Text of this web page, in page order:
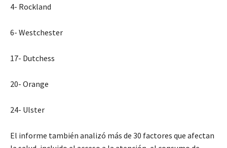
4- Rockland
6- Westchester
17- Dutchess
20- Orange
24- Ulster
El informe también analizó más de 30 factores que afectan